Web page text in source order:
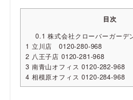
目次
0.1 株式会社クローバーガーデ
1 立川店 0120-280-968
2 八王子店 0120-281-968
3 南青山オフィス 0120-282-968
4 相模原オフィス 0120-284-968